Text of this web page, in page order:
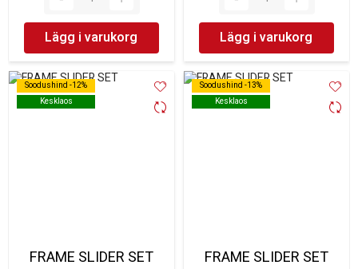
Lägg i varukorg Lägg i varukorg
Soodushind -12%
Kesklaos
Soodushind -12%
Kesklaos
FRAME SLIDER SET
Soodushind -13%
Kesklaos
Soodushind -13%
Kesklaos
FRAME SLIDER SET